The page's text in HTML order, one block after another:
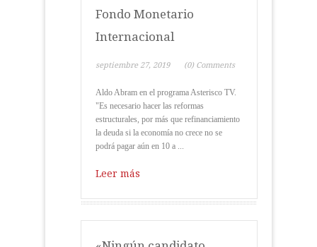
Fondo Monetario
Internacional
septiembre 27, 2019 (0) Comments
Aldo Abram en el programa Asterisco TV.
"Es necesario hacer las reformas
estructurales, por más que refinanciamiento
la deuda si la economía no crece no se
podrá pagar aún en 10 a ...
Leer más